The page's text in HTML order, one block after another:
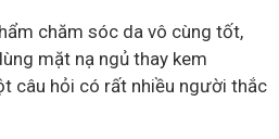
chăm sóc da vô cùng tốt,
mặt nạ ngủ thay kem
câu hỏi có rất nhiều người thắc